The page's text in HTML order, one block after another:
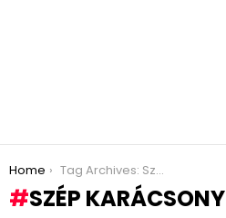
You are here:
Home Tag Archives: Szép karácsony
SZÉP KARÁCSONY